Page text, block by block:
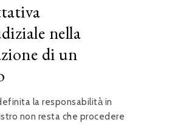
nella
di un
la responsabilità̀ in
non resta che procedere